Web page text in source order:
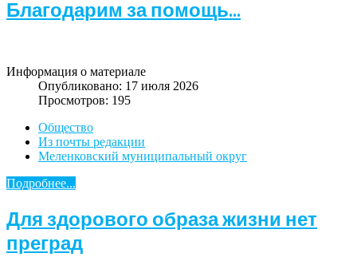
Благодарим за помощь...
Информация о материале
Опубликовано: 17 июля 2026
Просмотров: 195
Общество
Из почты редакции
Меленковский муниципальный округ
Подробнее...
Для здорового образа жизни нет
преград